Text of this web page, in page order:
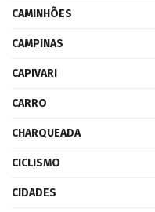
CAMINHÕES
CAMPINAS
CAPIVARI
CARRO
CHARQUEADA
CICLISMO
CIDADES